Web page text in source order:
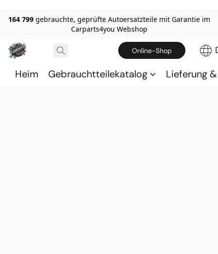
164 799 gebrauchte, geprüfte Autoersatzteile mit Garantie im
Carparts4you Webshop
Online-Shop
Heim Gebrauchtteilekatalog Lieferung